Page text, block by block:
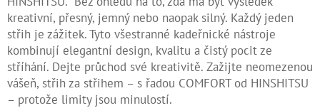
kreativní, přesný, jemný nebo naopak silný. Každý jeden
střih je zážitek. Tyto všestranné kadeřnické nástroje
kombinují elegantní design, kvalitu a čistý pocit ze
stříhání. Dejte průchod své kreativitě. Zažijte neomezenou
vášeň, střih za střihem – s řadou COMFORT od HINSHITSU
– protože limity jsou minulostí.